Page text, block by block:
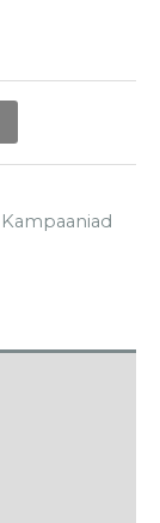
Kampaaniad